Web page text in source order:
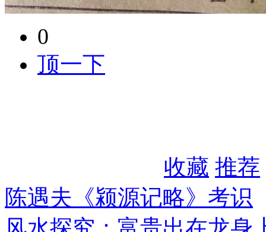
0
顶一下
收藏 推荐
陈遇夫《颍源记略》考识